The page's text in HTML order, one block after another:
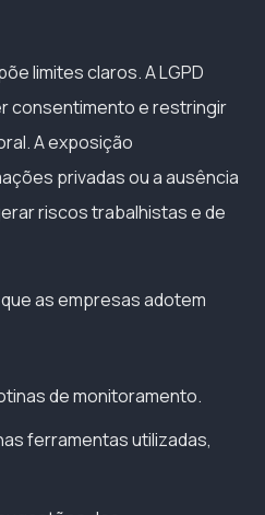
limites claros. A LGPD
consentimento e restringir
A exposição
privadas ou a ausência
riscos trabalhistas e de
as empresas adotem
de monitoramento.
ferramentas utilizadas,